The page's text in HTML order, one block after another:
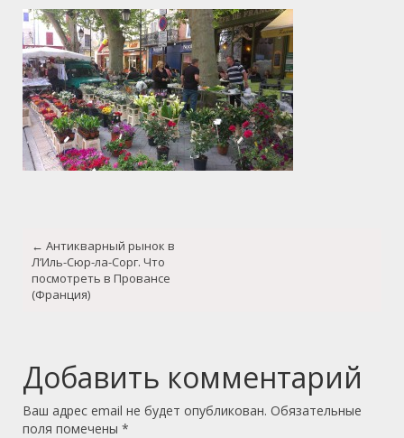
navigation
← Антикварный рынок в
Л’Иль-Сюр-ла-Сорг. Что
посмотреть в Провансе
(Франция)
Добавить комментарий
Ваш адрес email не будет опубликован. Обязательные
поля помечены *